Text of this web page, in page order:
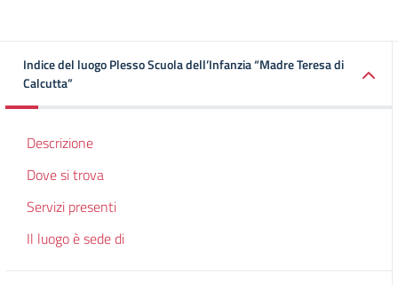
Indice del luogo Plesso Scuola dell’Infanzia “Madre Teresa di
Calcutta”
Descrizione
Dove si trova
Servizi presenti
Il luogo è sede di